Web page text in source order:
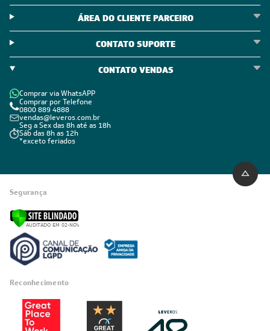
ÁREA DO CLIENTE PARCEIRO
CONTATO SUPORTE
CONTATO VENDAS
Comprar via WhatsAPP
Comprar por Telefone
0800 889 4888
vendas@leveros.com.br
Seg a Sex das 8h até as 18h
Sáb das 8h as 12h
*exceto feriados
Segurança
Reconhecimento